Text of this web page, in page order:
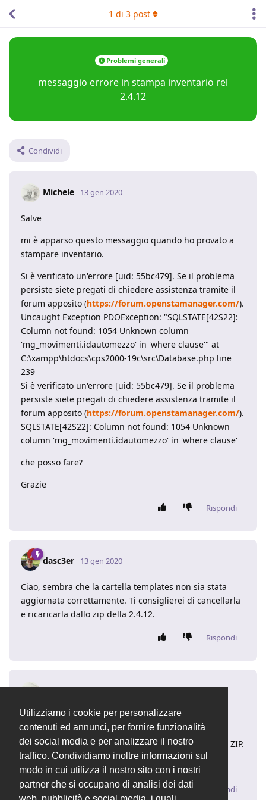
Utilizziamo i cookie per personalizzare
contenuti ed annunci, per fornire funzionalità
dei social media e per analizzare il nostro
traffico. Condividiamo inoltre informazioni sul
modo in cui utilizza il nostro sito con i nostri
partner che si occupano di analisi dei dati
Problemi generali
messaggio errore in stampa inventario rel
2.4.12
Condividi
1 di 3post
Michele 13 gen 2020
Salve
mi è apparso questo messaggio quando ho provato a
stampare inventario.
Si è verificato un'errore [uid: 55bc479]. Se il problema
persiste siete pregati di chiedere assistenza tramite il
forum apposito (https://forum.openstamanager.com/).
Uncaught Exception PDOException: "SQLSTATE[42S22]:
Column not found: 1054 Unknown column
'mg_movimenti.idautomezzo' in 'where clause'" at
C:\xampp\htdocs\cps2000-19c\src\Database.php line
239
Si è verificato un'errore [uid: 55bc479]. Se il problema
persiste siete pregati di chiedere assistenza tramite il
forum apposito (https://forum.openstamanager.com/).
SQLSTATE[42S22]: Column not found: 1054 Unknown
column 'mg_movimenti.idautomezzo' in 'where clause'
che posso fare?
Grazie
Rispondi
dasc3er 13 gen 2020
Ciao, sembra che la cartella templates non sia stata
aggiornata correttamente. Ti consiglierei di cancellarla
e ricaricarla dallo zip della 2.4.12.
Rispondi
Michele 13 gen 2020
Ho fatto come ha scritto.
tutto ok.
eliminata la cartella template e rimessa quella dello ZIP.
Grazie
Rispondi